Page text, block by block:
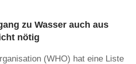
zu Wasser auch aus
nötig
(WHO) hat eine Liste